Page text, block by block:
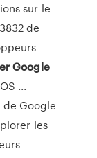
sur le
de
Google
...
Google
les